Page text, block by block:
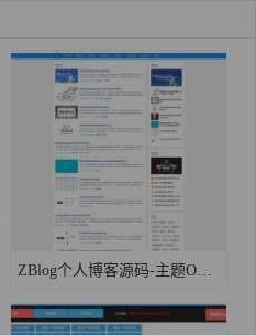
ZBlog个人博客源码-主题OL免费清爽博客主题优化版下载